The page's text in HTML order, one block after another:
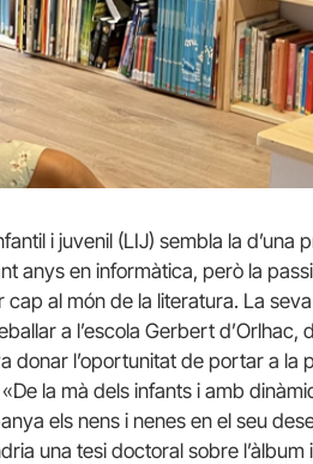
i juvenil (LIJ) sembla la d’una
anys en informàtica, però la
al món de la literatura. La
a l’escola Gerbert d’Orlhac,
donar l’oportunitat de portar a la
la mà dels infants i amb
els nens i nenes en el seu
una tesi doctoral sobre l’àlbum